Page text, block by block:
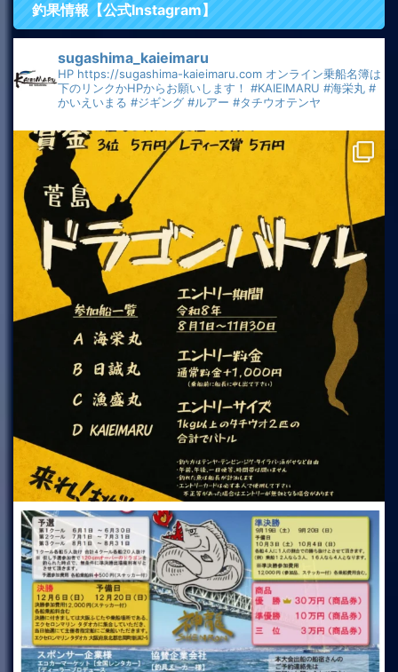
釣果情報【公式Instagram】
sugashima_kaieimaru
HP https://sugashima-kaieimaru.com オンライン乗船名簿は
下のリンクかHPからお願いします！ #KAIEIMARU #海栄丸 #
かいえいまる #ジギング #ルアー #タチウオテンヤ